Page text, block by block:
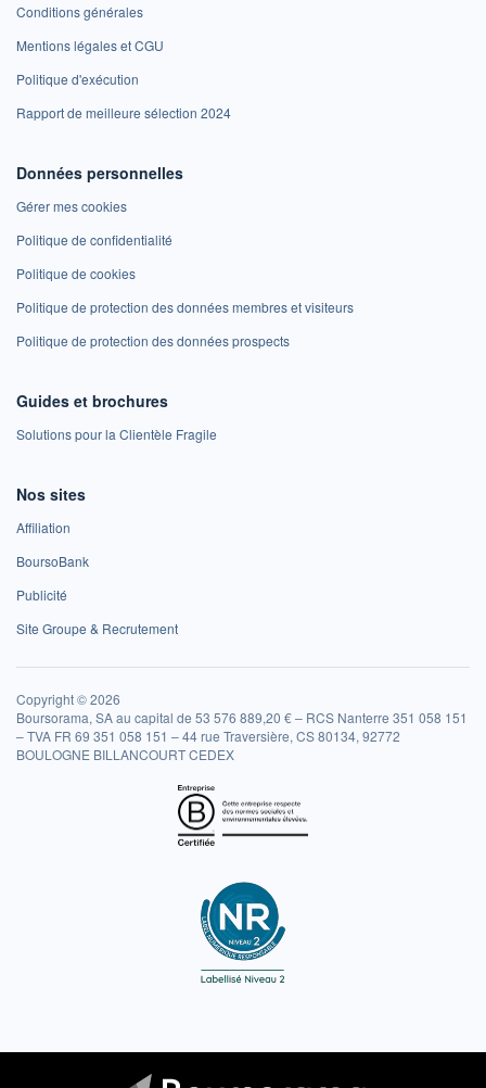
Conditions générales
Mentions légales et CGU
Politique d'exécution
Rapport de meilleure sélection 2024
Données personnelles
Gérer mes cookies
Politique de confidentialité
Politique de cookies
Politique de protection des données membres et visiteurs
Politique de protection des données prospects
Guides et brochures
Solutions pour la Clientèle Fragile
Nos sites
Affiliation
BoursoBank
Publicité
Site Groupe & Recrutement
Copyright © 2026
Boursorama, SA au capital de 53 576 889,20 € – RCS Nanterre 351 058 151
– TVA FR 69 351 058 151 – 44 rue Traversière, CS 80134, 92772
BOULOGNE BILLANCOURT CEDEX